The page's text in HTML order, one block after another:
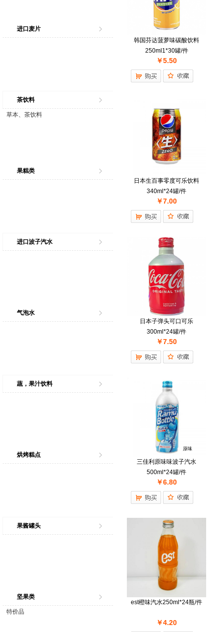
进口麦片
茶饮料
草本、茶饮料
果糕类
进口波子汽水
气泡水
蔬，果汁饮料
烘烤糕点
果酱罐头
坚果类
特价品
韩国芬达菠萝味碳酸饮料
250ml1*30罐/件
￥5.50
日本生百事零度可乐饮料
340ml*24罐/件
￥7.00
日本子弹头可口可乐
300ml*24罐/件
￥7.50
三佳利原味味波子汽水
500ml*24罐/件
￥6.80
est橙味汽水250ml*24瓶/件
￥4.20